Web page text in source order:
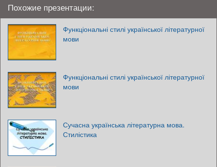
Похожие презентации:
Функціональні стилі української літературної
мови
Функціональні стилі української літературної
мови
Сучасна українська літературна мова.
Стилістика